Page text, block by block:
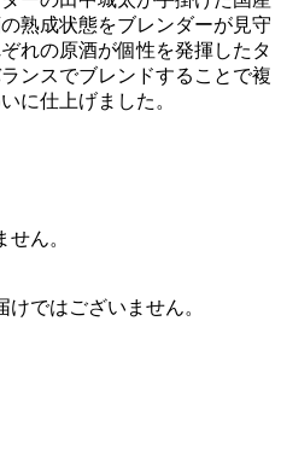
熟成状態をブレンダーが見守
れの原酒が個性を発揮したタ
ンスでブレンドすることで複
に仕上げました。
ん。
ではございません。